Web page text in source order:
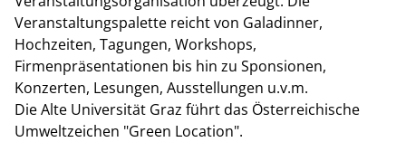
Veranstaltungspalette reicht von Galadinner,
Hochzeiten, Tagungen, Workshops,
Firmenpräsentationen bis hin zu Sponsionen,
Konzerten, Lesungen, Ausstellungen u.v.m.
Die Alte Universität Graz führt das Österreichische
Umweltzeichen "Green Location".